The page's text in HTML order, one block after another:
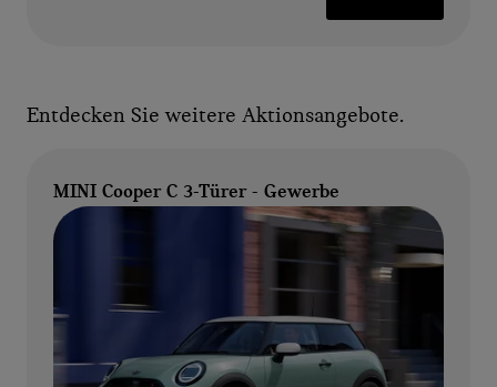
Entdecken Sie weitere Aktionsangebote.
MINI Cooper C 3-Türer - Gewerbe